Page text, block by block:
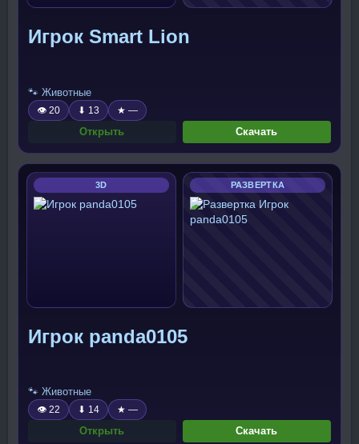
Игрок Smart Lion
🐾 Животные
👁 20 ⬇ 13 ★ —
Открыть Скачать
3D РАЗВЕРТКА
Игрок panda0105
🐾 Животные
👁 22 ⬇ 14 ★ —
Открыть Скачать